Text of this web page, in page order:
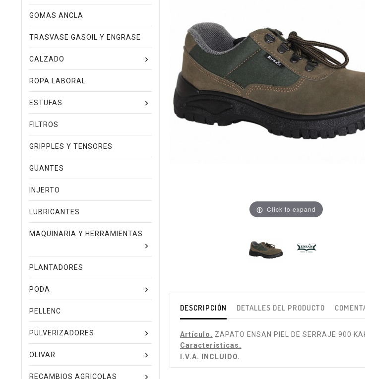
GOMAS ANCLA
TRASVASE GASOIL Y ENGRASE
CALZADO
ROPA LABORAL
ESTUFAS
FILTROS
GRIPPLES Y TENSORES
GUANTES
INJERTO
LUBRICANTES
MAQUINARIA Y HERRAMIENTAS
PLANTADORES
PODA
PELLENC
PULVERIZADORES
OLIVAR
RECAMBIOS AGRICOLAS
Click to expand
DESCRIPCIÓN DETALLES DEL PRODUCTO
Artículo. ZAPATO ENSAN PIEL DE SERRAJE 900
Características.
I.V.A. INCLUIDO.